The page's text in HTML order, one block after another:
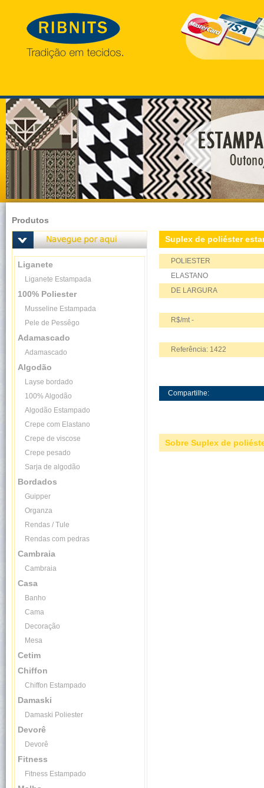
Produtos
Liganete
Liganete Estampada
100% Poliester
Musseline Estampada
Pele de Pessêgo
Adamascado
Adamascado
Algodão
Layse bordado
100% Algodão
Algodão Estampado
Crepe com Elastano
Crepe de viscose
Crepe pesado
Sarja de algodão
Bordados
Guipper
Organza
Rendas / Tule
Rendas com pedras
Cambraia
Cambraia
Casa
Banho
Cama
Decoração
Mesa
Cetim
Chiffon
Chiffon Estampado
Damaski
Damaski Poliester
Devorê
Devorê
Fitness
Fitness Estampado
Suplex de poliéster
POLIESTER
ELASTANO
DE LARGURA
R$/mt -
Referência: 1422
Compartilhe:
Sobre Suplex de